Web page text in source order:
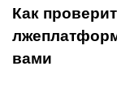
Как
вами